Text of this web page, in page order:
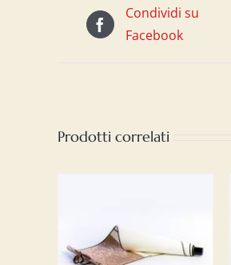
Condividi su
Facebook
Prodotti correlati
DETTAGLI